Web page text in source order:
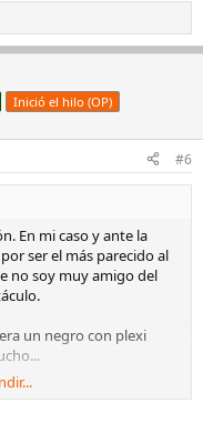
Inició el hilo (OP)
#6
En mi caso y ante la
ser el más parecido al
no soy muy amigo del
un negro con plexi
unas cuantas por si